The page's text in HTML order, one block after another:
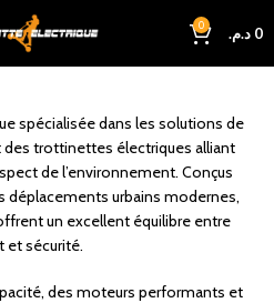
0 0 د.م.
spécialisée dans les solutions de
trottinettes électriques alliant
de l’environnement. Conçus
déplacements urbains modernes,
un excellent équilibre entre
et sécurité.
des moteurs performants et